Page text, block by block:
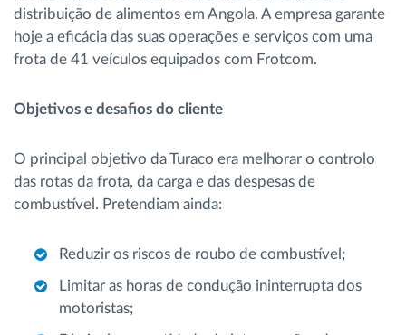
distribuição de alimentos em Angola. A empresa garante
hoje a eficácia das suas operações e serviços com uma
frota de 41 veículos equipados com Frotcom.
Objetivos e desafios do cliente
O principal objetivo da Turaco era melhorar o controlo
das rotas da frota, da carga e das despesas de
combustível. Pretendiam ainda:
Reduzir os riscos de roubo de combustível;
Limitar as horas de condução ininterrupta dos
motoristas;